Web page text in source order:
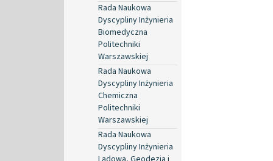
Rada Naukowa
Dyscypliny Inżynieria
Biomedyczna
Politechniki
Warszawskiej
Rada Naukowa
Dyscypliny Inżynieria
Chemiczna
Politechniki
Warszawskiej
Rada Naukowa
Dyscypliny Inżynieria